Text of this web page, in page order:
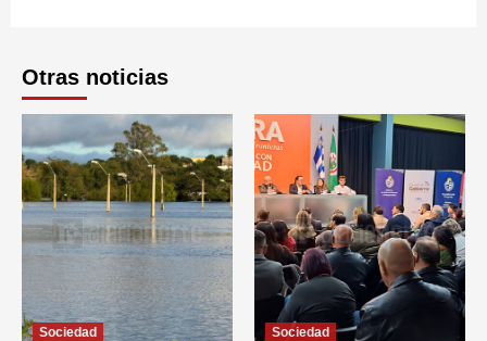
Otras noticias
Sociedad Sociedad